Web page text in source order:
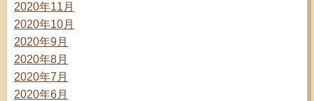
2020年11月
2020年10月
2020年9月
2020年8月
2020年7月
2020年6月